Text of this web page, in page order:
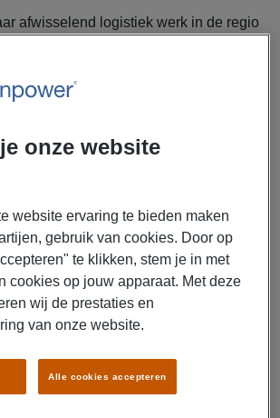
afwisselend logistiek werk in de regio
en heftruckchauffeurs voor
Je werkt in dagdienst of
heftruckcertificaat? Geen probleem, die
behalen. Een mooie kans om
is voor diverse bedrijven in
op zoek naar medewerkers
ga jij je bezighouden met de
laden en lossen van goederen
pakbonnen en scanners
onze website
website ervaring te bieden maken
gebruik van cookies. Door op
te klikken, stem je in met
cookies op jouw apparaat. Met deze
wij de prestaties en
van onze website.
Alle cookies accepteren